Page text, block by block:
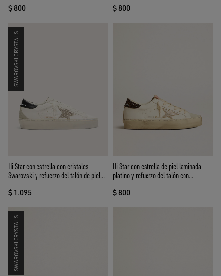
$ 800 $ 800
SWAROVSKI CRYSTALS
Hi Star con estrella con cristales
Swarovski y refuerzo del talón de piel
$ 1.095
Hi Star con estrella de piel laminada
platino y refuerzo del talón con
$ 800
SWAROVSKI CRYSTALS